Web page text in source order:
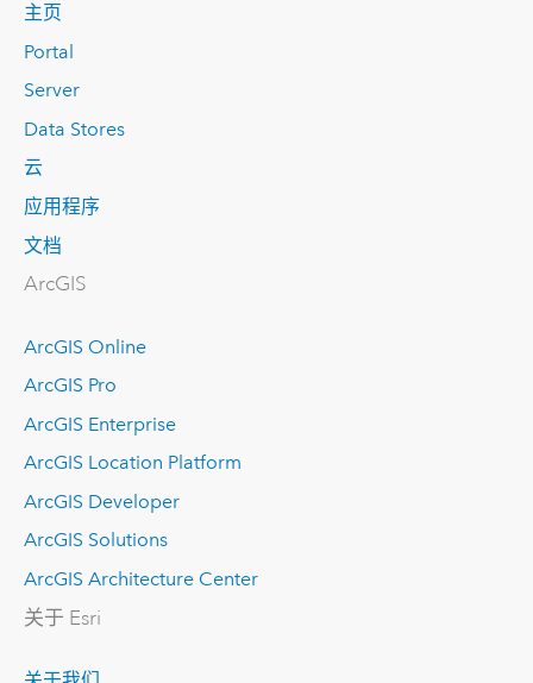
主页
Portal
Server
Data Stores
云
应用程序
文档
ArcGIS
ArcGIS Online
ArcGIS Pro
ArcGIS Enterprise
ArcGIS Location Platform
ArcGIS Developer
ArcGIS Solutions
ArcGIS Architecture Center
关于 Esri